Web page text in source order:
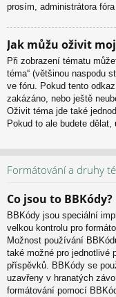
prosím, administrátora
Jak můžu oživit
Při zobrazení tématu
téma“ (většinou naspodu
ve fóru. Pokud tento
zakázáno, nebo ještě
Oživit téma jde také
Pokud to ale budete
Formátování a druhy
Co jsou to BBKódy?
BBKódy jsou speciální
velkou kontrolu pro
Možnost používání
také možné pro jednotlivé
příspěvků. BBKódy se
uzavřeny v hranatých
formátování pomocí